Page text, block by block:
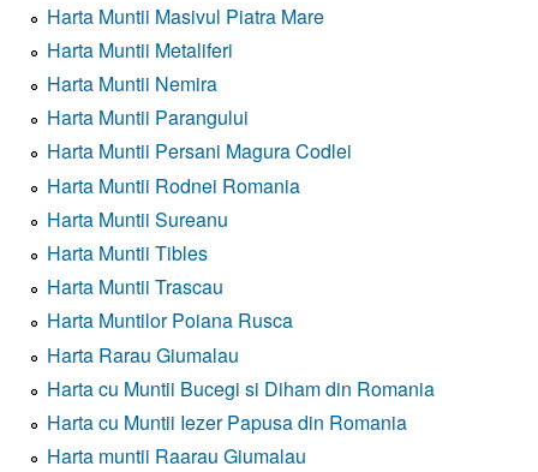
Harta Muntii Masivul Piatra Mare
Harta Muntii Metaliferi
Harta Muntii Nemira
Harta Muntii Parangului
Harta Muntii Persani Magura Codlei
Harta Muntii Rodnei Romania
Harta Muntii Sureanu
Harta Muntii Tibles
Harta Muntii Trascau
Harta Muntilor Poiana Rusca
Harta Rarau Giumalau
Harta cu Muntii Bucegi si Diham din Romania
Harta cu Muntii Iezer Papusa din Romania
Harta muntii Raarau Giumalau